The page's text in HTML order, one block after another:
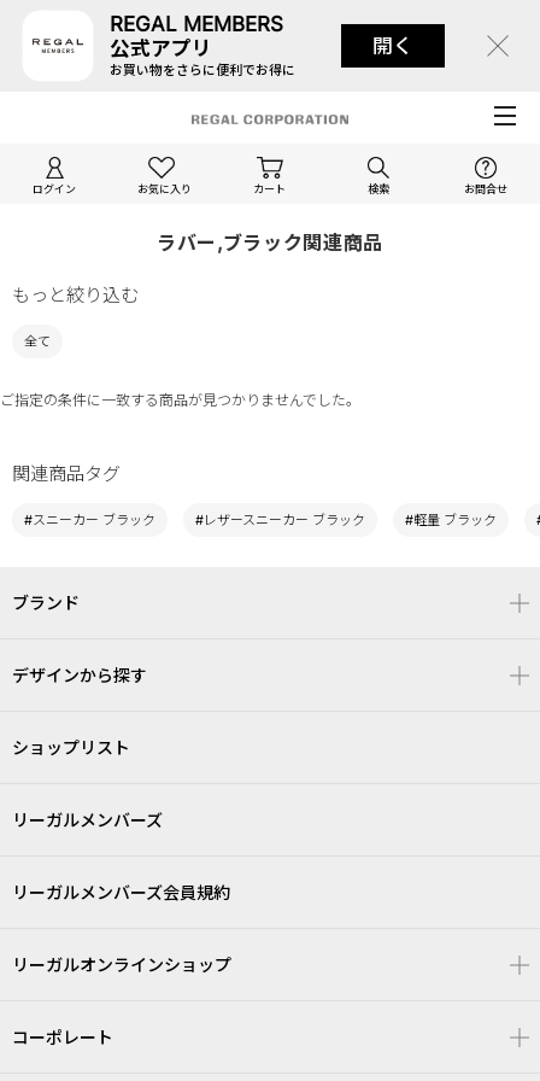
REGAL MEMBERS
公式アプリ
お買い物をさらに便利でお得に
開く
ログイン お気に入り カート 検索 お問合せ
ラバー,ブラック関連商品
もっと絞り込む
全て
ご指定の条件に一致する商品が見つかりませんでした。
関連商品タグ
#スニーカー ブラック #レザースニーカー ブラック #軽量 ブラック
ブランド
デザインから探す
ショップリスト
リーガルメンバーズ
リーガルメンバーズ会員規約
リーガルオンラインショップ
コーポレート